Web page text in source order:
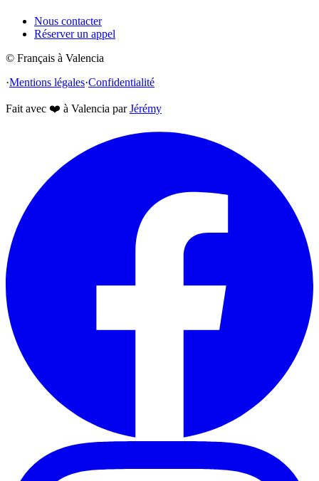
Nous contacter
Réserver un appel
© Français à Valencia
·Mentions légales·Confidentialité
Fait avec ❤️ à Valencia par Jérémy